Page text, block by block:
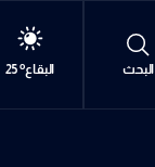
البحث متن 30 o
بيروت 30 oالبقاع 25 oالجنوب 29 oالشمال 31 oجبل لبنان 28 oكسروان 30 o متن 30 o
بيروت 30 o